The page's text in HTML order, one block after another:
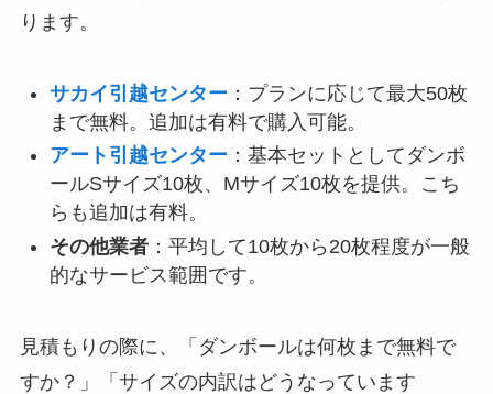
ります。
サカイ引越センター：プランに応じて最大50枚
まで無料。追加は有料で購入可能。
アート引越センター：基本セットとしてダンボ
ールSサイズ10枚、Mサイズ10枚を提供。こち
らも追加は有料。
その他業者：平均して10枚から20枚程度が一般
的なサービス範囲です。
見積もりの際に、
「ダンボールは何枚まで無料で
すか？」「サイズの内訳はどうなっています